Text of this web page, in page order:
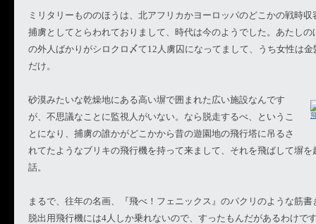
ミリタリーもののほうは、北アフリカかヨーロッパのどこかの戦時
捕虜としてとらわれておりまして、時代は今のようでした。あたしの
の外人ばかりがシロクロ〆て12人虜囚になってまして、うち女性は
だけ。
砂漠みたいな乾燥地にある高い塀で囲まれた広い施設なんです
が、不思議なことに監視人がいない。なら脱走するべ、というこ
とになり、捕虜の誰かがどこかから昔の遊園地の飛行塔に吊るさ
れてたようなブリキの飛行機を持って来まして、それを飛ばして塀
話。
まるで、往年の名画、『飛べ！フェニックス』のパクリのような筋
脱出用飛行機には4人しか乗れないので、すったもんだがあるわけで